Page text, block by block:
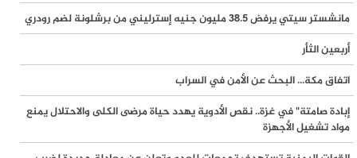
فلسطينيًا منذ بدء سريانه
القوات اليمنية تقصف هدفاً سعودياً حساساً في مطار نجران
دراسة لجامعة تل أبيب: الهجرة من إسرائيل عند مستويات قياسية وتحذيرات
من اتساع نزيف الكفاءات
ملادينوف ولايتستون يبدآن تحركات المرحلة الثانية من اتفاق غزة.. وطلب
مانشستر سيتي يرفض 38.5 مليون جنيه إسترليني من برشلونة لضم رودري
أربعين الثأر
اتفاق مكة... البحث عن الأمن في السراب
إبادة صامتة" في غزة.. نقص الأدوية يهدد حياة مرضى الكلى والاحتلال يمنع
مواد تشغيل الأجهزة